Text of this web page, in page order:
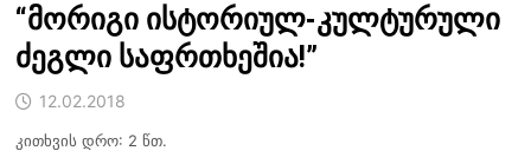
“მორიგი ისტორიულ-კულტურული
ძეგლი საფრთხეშია!”
12.02.2018
კითხვის დრო: 2 წთ.